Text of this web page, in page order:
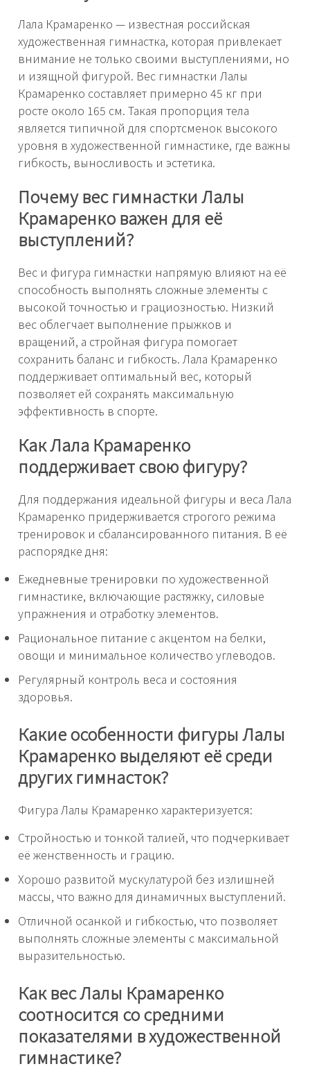
Лала Крамаренко — известная российская
художественная гимнастка, которая привлекает
внимание не только своими выступлениями, но
и изящной фигурой. Вес гимнастки Лалы
Крамаренко составляет примерно 45 кг при
росте около 165 см. Такая пропорция тела
является типичной для спортсменок высокого
уровня в художественной гимнастике, где важны
гибкость, выносливость и эстетика.
Почему вес гимнастки Лалы
Крамаренко важен для её
выступлений?
Вес и фигура гимнастки напрямую влияют на её
способность выполнять сложные элементы с
высокой точностью и грациозностью. Низкий
вес облегчает выполнение прыжков и
вращений, а стройная фигура помогает
сохранить баланс и гибкость. Лала Крамаренко
поддерживает оптимальный вес, который
позволяет ей сохранять максимальную
эффективность в спорте.
Как Лала Крамаренко
поддерживает свою фигуру?
Для поддержания идеальной фигуры и веса Лала
Крамаренко придерживается строгого режима
тренировок и сбалансированного питания. В её
распорядке дня:
Ежедневные тренировки по художественной
гимнастике, включающие растяжку, силовые
упражнения и отработку элементов.
Рациональное питание с акцентом на белки,
овощи и минимальное количество углеводов.
Регулярный контроль веса и состояния
здоровья.
Какие особенности фигуры Лалы
Крамаренко выделяют её среди
других гимнасток?
Фигура Лалы Крамаренко характеризуется:
Стройностью и тонкой талией, что подчеркивает
её женственность и грацию.
Хорошо развитой мускулатурой без излишней
массы, что важно для динамичных выступлений.
Отличной осанкой и гибкостью, что позволяет
выполнять сложные элементы с максимальной
выразительностью.
Как вес Лалы Крамаренко
соотносится со средними
показателями в художественной
гимнастике?